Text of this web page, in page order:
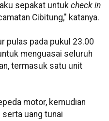
sepakat untuk check in
Cibitung," katanya.
pulas pada pukul 23.00
menguasai seluruh
termasuk satu unit
motor, kemudian
uang tunai